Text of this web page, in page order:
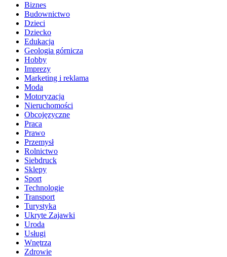
Biznes
Budownictwo
Dzieci
Dziecko
Edukacja
Geologia górnicza
Hobby
Imprezy
Marketing i reklama
Moda
Motoryzacja
Nieruchomości
Obcojęzyczne
Praca
Prawo
Przemysł
Rolnictwo
Siebdruck
Sklepy
Sport
Technologie
Transport
Turystyka
Ukryte Zajawki
Uroda
Usługi
Wnętrza
Zdrowie